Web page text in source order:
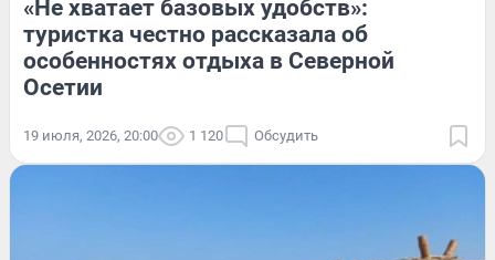
«Не хватает базовых удобств»:
туристка честно рассказала об
особенностях отдыха в Северной
Осетии
19 июля, 2026, 20:00 1 120 Обсудить